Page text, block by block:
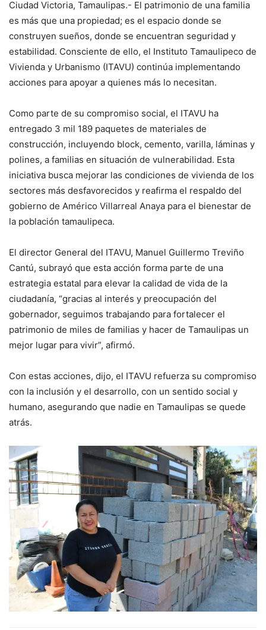
Ciudad Victoria, Tamaulipas.- El patrimonio de una familia
es más que una propiedad; es el espacio donde se
construyen sueños, donde se encuentran seguridad y
estabilidad. Consciente de ello, el Instituto Tamaulipeco de
Vivienda y Urbanismo (ITAVU) continúa implementando
acciones para apoyar a quienes más lo necesitan.
Como parte de su compromiso social, el ITAVU ha
entregado 3 mil 189 paquetes de materiales de
construcción, incluyendo block, cemento, varilla, láminas y
polines, a familias en situación de vulnerabilidad. Esta
iniciativa busca mejorar las condiciones de vivienda de los
sectores más desfavorecidos y reafirma el respaldo del
gobierno de Américo Villarreal Anaya para el bienestar de
la población tamaulipeca.
El director General del ITAVU, Manuel Guillermo Treviño
Cantú, subrayó que esta acción forma parte de una
estrategia estatal para elevar la calidad de vida de la
ciudadanía, “gracias al interés y preocupación del
gobernador, seguimos trabajando para fortalecer el
patrimonio de miles de familias y hacer de Tamaulipas un
mejor lugar para vivir”, afirmó.
Con estas acciones, dijo, el ITAVU refuerza su compromiso
con la inclusión y el desarrollo, con un sentido social y
humano, asegurando que nadie en Tamaulipas se quede
atrás.